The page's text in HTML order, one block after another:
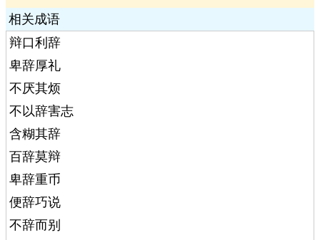
相关成语
辩口利辞
卑辞厚礼
不厌其烦
不以辞害志
含糊其辞
百辞莫辩
卑辞重币
便辞巧说
不辞而别